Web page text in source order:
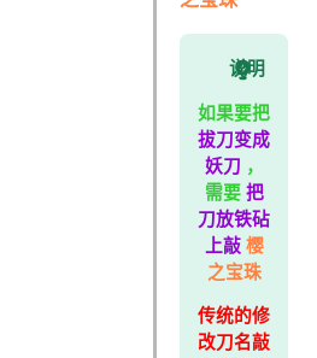
说明
如果要把
拔刀变成
妖刀 ，
需要 把
刀放铁砧
上敲 樱
之宝珠
传统的修
改刀名敲